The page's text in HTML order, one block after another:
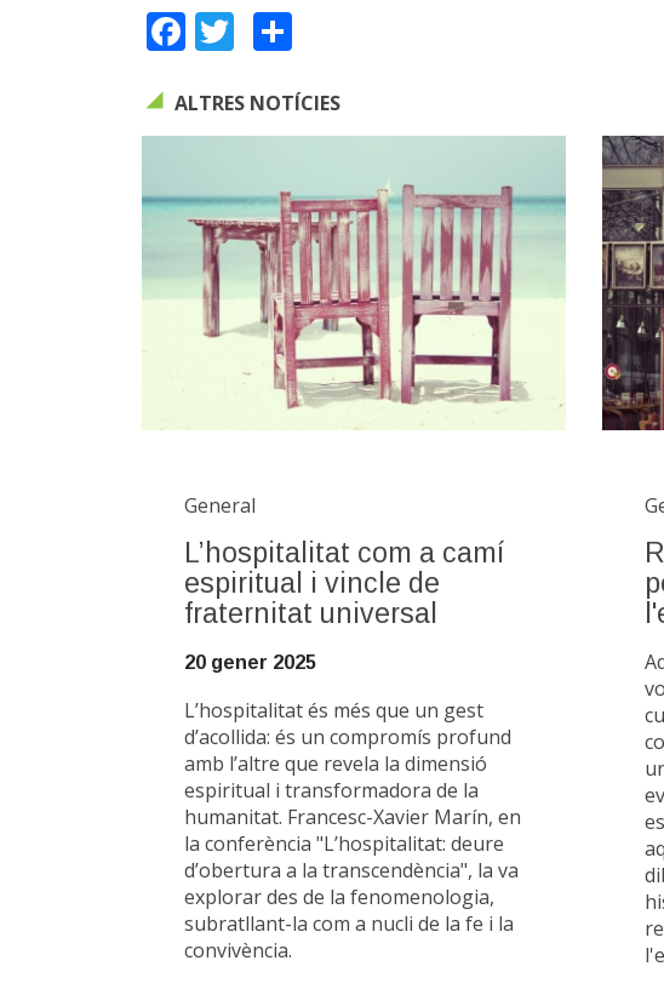
Facebook
Twitter
ALTRES NOTÍCIES
General
L’hospitalitat com a camí
espiritual i vincle de
fraternitat universal
20 gener 2025
L’hospitalitat és més que un gest
d’acollida: és un compromís profund
amb l’altre que revela la dimensió
espiritual i transformadora de la
humanitat. Francesc-Xavier Marín, en
la conferència "L’hospitalitat: deure
d’obertura a la transcendència", la va
explorar des de la fenomenologia,
subratllant-la com a nucli de la fe i la
convivència.